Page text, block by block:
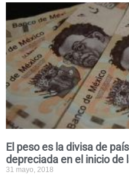
El peso es la divisa de
depreciada en el inicio de
31 mayo, 2018